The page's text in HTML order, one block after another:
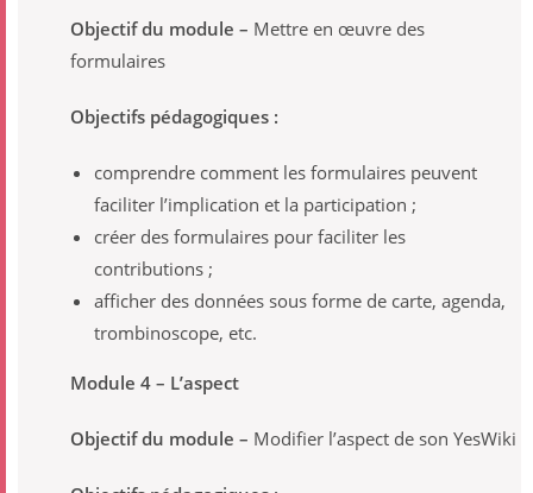
Objectif du module – Mettre en œuvre des
formulaires
Objectifs pédagogiques :
comprendre comment les formulaires peuvent
faciliter lʼimplication et la participation ;
créer des formulaires pour faciliter les
contributions ;
afficher des données sous forme de carte, agenda,
trombinoscope, etc.
Module 4 – Lʼaspect
Objectif du module – Modifier lʼaspect de son YesWiki